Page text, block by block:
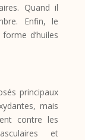
Quand il
Enfin, le
d’huiles
principaux
mais
contre les
et